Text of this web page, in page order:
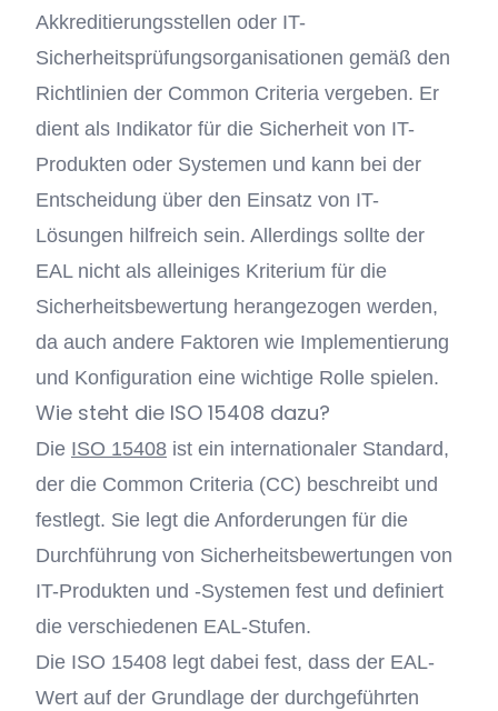
Akkreditierungsstellen oder IT-
Sicherheitsprüfungsorganisationen gemäß den
Richtlinien der Common Criteria vergeben. Er
dient als Indikator für die Sicherheit von IT-
Produkten oder Systemen und kann bei der
Entscheidung über den Einsatz von IT-
Lösungen hilfreich sein. Allerdings sollte der
EAL nicht als alleiniges Kriterium für die
Sicherheitsbewertung herangezogen werden,
da auch andere Faktoren wie Implementierung
und Konfiguration eine wichtige Rolle spielen.
Wie steht die ISO 15408 dazu?
Die ISO 15408 ist ein internationaler Standard,
der die Common Criteria (CC) beschreibt und
festlegt. Sie legt die Anforderungen für die
Durchführung von Sicherheitsbewertungen von
IT-Produkten und -Systemen fest und definiert
die verschiedenen EAL-Stufen.
Die ISO 15408 legt dabei fest, dass der EAL-
Wert auf der Grundlage der durchgeführten